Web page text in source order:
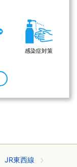
感染症対策
JR東西線